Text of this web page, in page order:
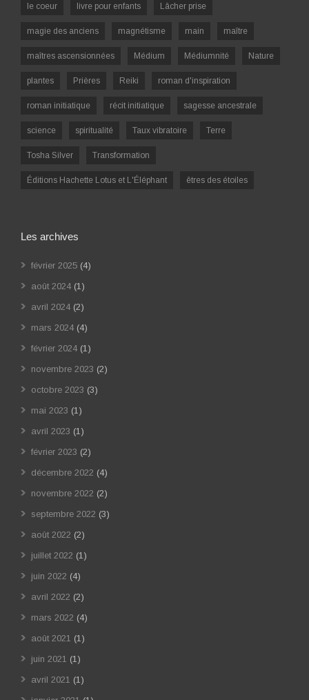
le coeur livre pour enfants Lâcher prise
magie des anciens magnétisme main maître
maîtres ascensionnées Médium Médiumnité Nature
plantes Prières Reiki roman d'inspiration
roman initiatique récit initiatique sagesse ancestrale
science spiritualité Taux vibratoire Terre
Tosha Silver Transformation
Éditions Hachette Lotus et L'Éléphant êtres des étoiles
Les archives
février 2025 (4)
août 2024 (1)
avril 2024 (2)
mars 2024 (4)
février 2024 (1)
novembre 2023 (2)
octobre 2023 (3)
mai 2023 (1)
avril 2023 (1)
février 2023 (2)
décembre 2022 (4)
novembre 2022 (2)
septembre 2022 (3)
août 2022 (2)
juillet 2022 (1)
juin 2022 (4)
avril 2022 (2)
mars 2022 (4)
août 2021 (1)
juin 2021 (1)
avril 2021 (1)